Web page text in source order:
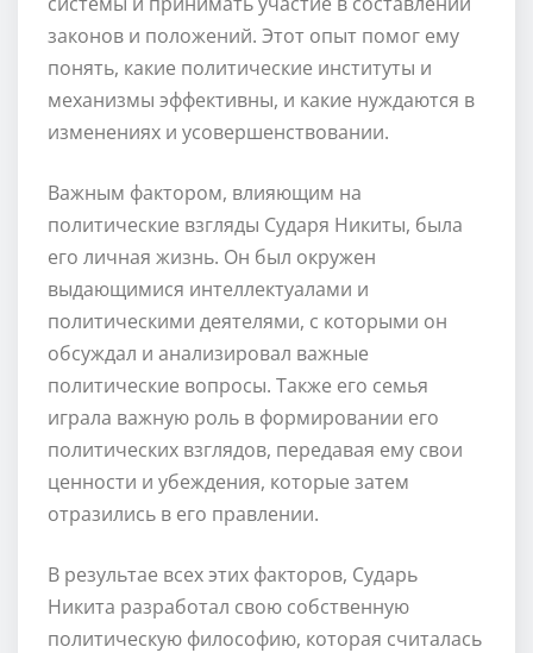
законов и положений. Этот опыт помог ему
понять, какие политические институты и
механизмы эффективны, и какие нуждаются в
изменениях и усовершенствовании.
Важным фактором, влияющим на
политические взгляды Сударя Никиты, была
его личная жизнь. Он был окружен
выдающимися интеллектуалами и
политическими деятелями, с которыми он
обсуждал и анализировал важные
политические вопросы. Также его семья
играла важную роль в формировании его
политических взглядов, передавая ему свои
ценности и убеждения, которые затем
отразились в его правлении.
В результае всех этих факторов, Сударь
Никита разработал свою собственную
политическую философию, которая считалась